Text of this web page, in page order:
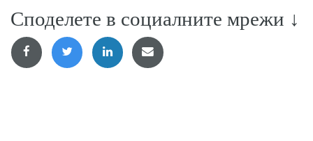
Споделете в социалните мрежи ↓